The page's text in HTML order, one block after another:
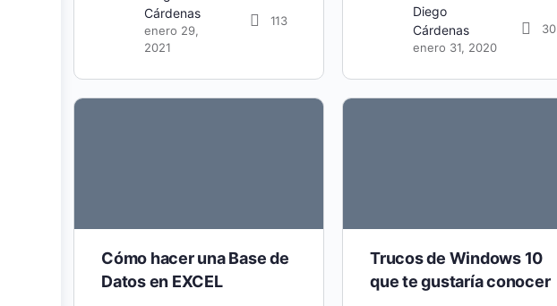
Cárdenas
enero 29,
2021
113
Diego
Cárdenas
enero 31, 2020
30
Cómo hacer una Base de
Datos en EXCEL
Trucos de Windows 10
que te gustaría conocer